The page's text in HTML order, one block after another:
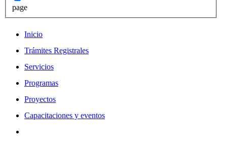
page
Inicio
Trámites Registrales
Servicios
Programas
Proyectos
Capacitaciones y eventos